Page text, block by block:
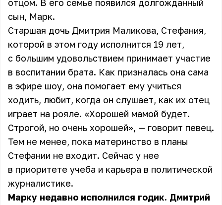
отцом. В его семье появился долгожданный
сын, Марк.
Старшая дочь Дмитрия Маликова, Стефания,
которой в этом году исполнится 19 лет,
с большим удовольствием принимает участие
в воспитании брата. Как призналась она сама
в эфире шоу, она помогает ему учиться
ходить, любит, когда он слушает, как их отец
играет на рояле. «Хорошей мамой будет.
Строгой, но очень хорошей», — говорит певец.
Тем не менее, пока материнство в планы
Стефании не входит. Сейчас у нее
в приоритете учеба и карьера в политической
журналистике.
Марку недавно исполнился годик. Дмитрий